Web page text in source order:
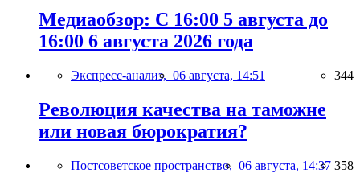
Медиаобзор: С 16:00 5 августа до
16:00 6 августа 2026 года
Экспресс-анализ, 06 августа, 14:51 344
Революция качества на таможне
или новая бюрократия?
Постсоветское пространство, 06 августа, 14:37 358